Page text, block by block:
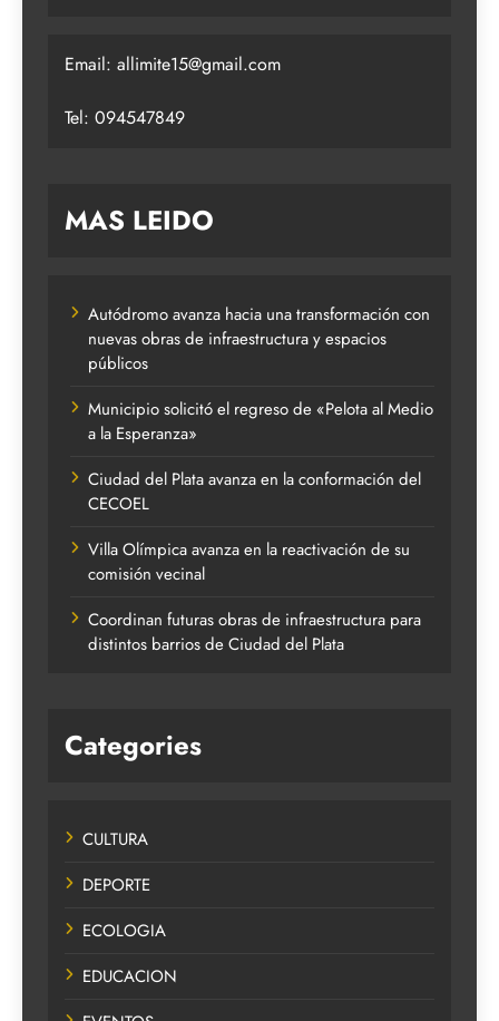
Email: allimite15@gmail.com
Tel: 094547849
MAS LEIDO
Autódromo avanza hacia una transformación con
nuevas obras de infraestructura y espacios
públicos
Municipio solicitó el regreso de «Pelota al Medio
a la Esperanza»
Ciudad del Plata avanza en la conformación del
CECOEL
Villa Olímpica avanza en la reactivación de su
comisión vecinal
Coordinan futuras obras de infraestructura para
distintos barrios de Ciudad del Plata
Categories
CULTURA
DEPORTE
ECOLOGIA
EDUCACION